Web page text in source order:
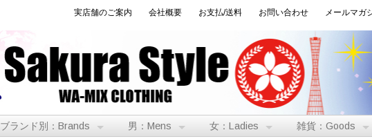
実店舗のご案内 会社概要 お支払/送料 お問い合わせ メールマガ
ブランド別：Brands 男：Mens 女：Ladies 雑貨：Goods